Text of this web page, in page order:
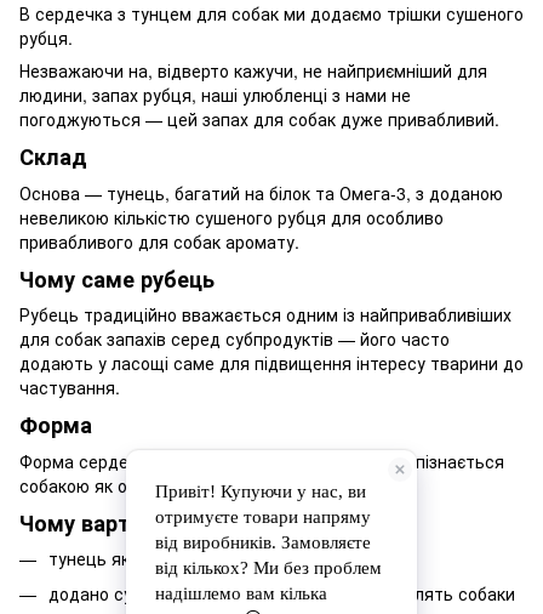
В сердечка з тунцем для собак ми додаємо трішки сушеного
рубця.
Незважаючи на, відверто кажучи, не найприємніший для
людини, запах рубця, наші улюбленці з нами не
погоджуються — цей запах для собак дуже привабливий.
Склад
Основа — тунець, багатий на білок та Омега-3, з доданою
невеликою кількістю сушеного рубця для особливо
привабливого для собак аромату.
Чому саме рубець
Рубець традиційно вважається одним із найпривабливіших
для собак запахів серед субпродуктів — його часто
додають у ласощі саме для підвищення інтересу тварини до
частування.
Форма
Форма сердечка зручна для дозування і легко впізнається
собакою як особливе частування.
Чому варто обрати
тунець як основа смаку
додано сушений рубець, який особливо люблять собаки